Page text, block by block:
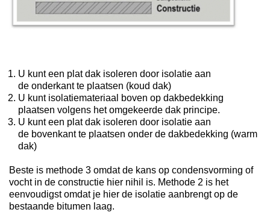
U kunt een plat dak isoleren door isolatie aan
de onderkant te plaatsen (koud dak)
U kunt isolatiemateriaal boven op dakbedekking
plaatsen volgens het omgekeerde dak principe.
U kunt een plat dak isoleren door isolatie aan
de bovenkant te plaatsen onder de dakbedekking (warm
dak)
Beste is methode 3 omdat de kans op condensvorming of
vocht in de constructie hier nihil is. Methode 2 is het
eenvoudigst omdat je hier de isolatie aanbrengt op de
bestaande bitumen laag.